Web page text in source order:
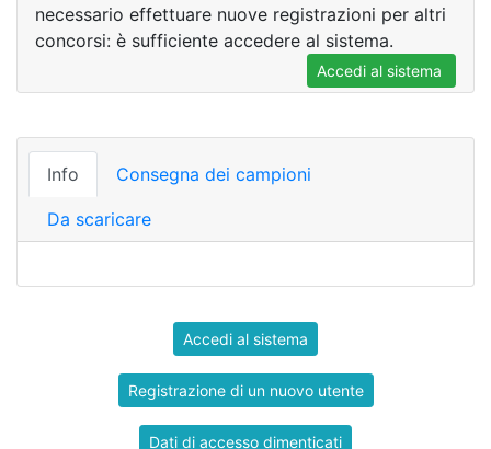
necessario effettuare nuove registrazioni per altri
concorsi: è sufficiente accedere al sistema.
Accedi al sistema
Info Consegna dei campioni
Da scaricare
Accedi al sistema
Registrazione di un nuovo utente
Dati di accesso dimenticati